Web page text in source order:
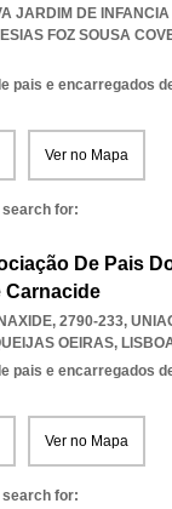
JARDIM DE
FOZ SOUSA
pais e encarregados
Ver no Mapa
search for:
De Pais
Carnacide
2790-233,
OEIRAS,
pais e encarregados
Ver no Mapa
search for: